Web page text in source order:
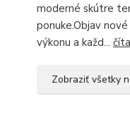
moderné skútre
ponuke.Objav
výkonu a každ...
Zobraziť všetky